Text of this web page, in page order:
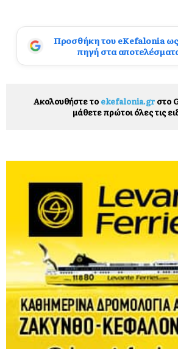
Προσθήκη του eKefalonia
πηγή στα
Ακολουθήστε το ekefalonia.grστο
μάθετε πρώτοι όλες τις